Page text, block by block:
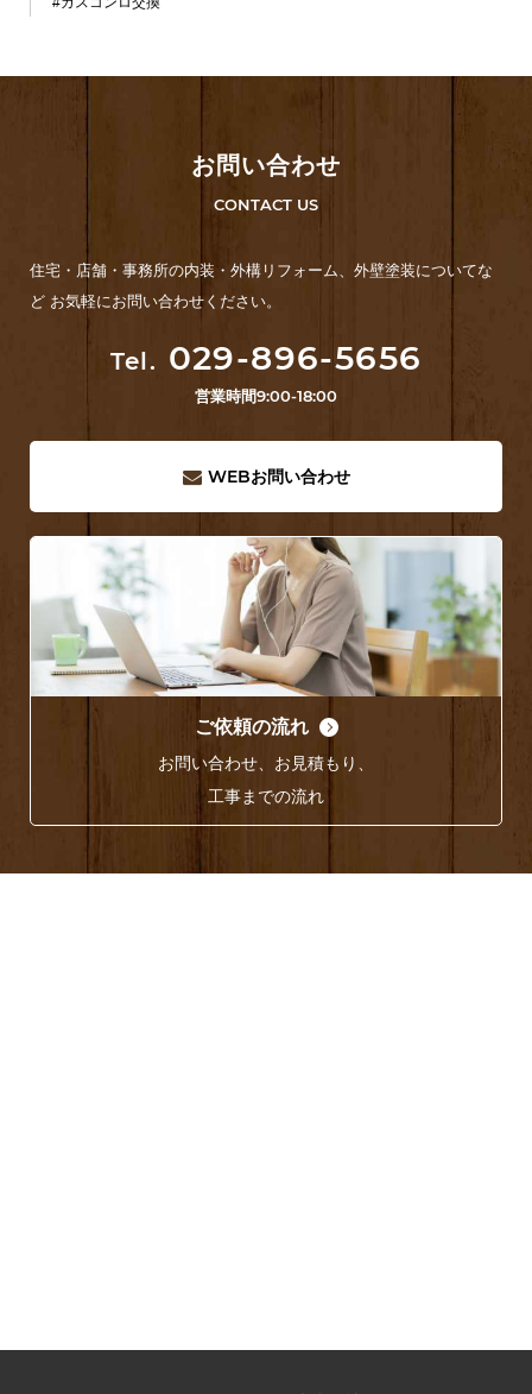
お問い合わせ
CONTACT US
住宅・店舗・事務所の内装・外構リフォーム、外壁塗装についてな
ど お気軽にお問い合わせください。
Tel. 029-896-5656
営業時間9:00-18:00
WEBお問い合わせ
ご依頼の流れ
お問い合わせ、お見積もり、
工事までの流れ